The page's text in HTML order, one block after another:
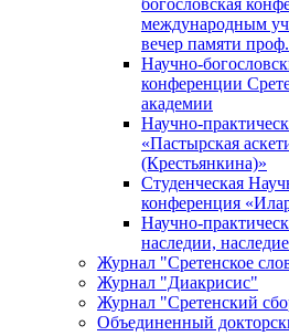
международным
вечер памяти
Научно-
конференции
академии
Научно-
«Пастырская
(Крестьянкина)»
Студенческая
конференция
Научно-
наследии,
Журнал "Сретенское
Журнал "Диакрисис"
Журнал "Сретенский
Объединенный